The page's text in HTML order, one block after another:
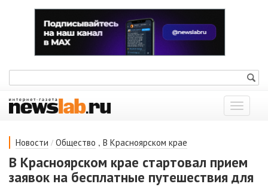
Показать
меню
Новости / Общество , В Красноярском крае
В Красноярском крае стартовал прием
заявок на бесплатные путешествия для